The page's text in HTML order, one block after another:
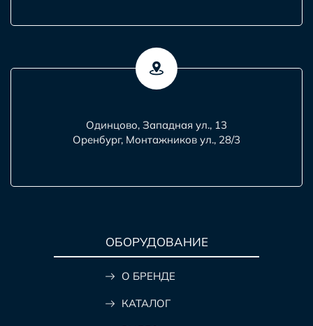
Одинцово, Западная ул., 13
Оренбург, Монтажников ул., 28/3
ОБОРУДОВАНИЕ
О БРЕНДЕ
КАТАЛОГ